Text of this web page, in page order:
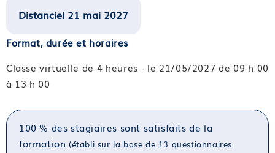
Distanciel 21 mai 2027
Format, durée et horaires
Classe virtuelle de 4 heures - le 21/05/2027 de 09 h 00
à 13 h 00
100 % des stagiaires sont satisfaits de la
formation (établi sur la base de 13 questionnaires